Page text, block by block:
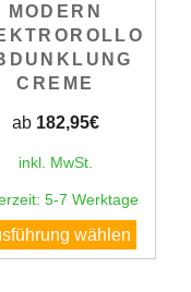
MODERN
CREME
ab 182,95€
inkl. MwSt.
5-7 Werktage
wählen